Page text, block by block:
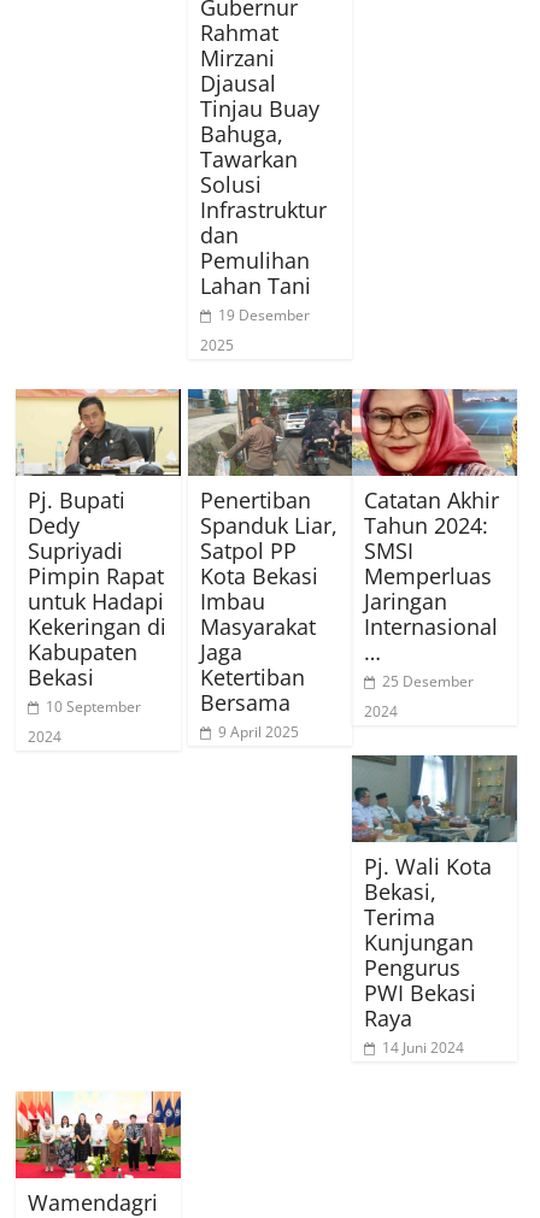
Gubernur
Rahmat
Mirzani
Djausal
Tinjau Buay
Bahuga,
Tawarkan
Solusi
Infrastruktur
dan
Pemulihan
Lahan Tani
19 Desember
2025
Pj. Bupati
Dedy
Supriyadi
Pimpin Rapat
untuk Hadapi
Kekeringan di
Kabupaten
Bekasi
10 September
2024
Penertiban
Spanduk Liar,
Satpol PP
Kota Bekasi
Imbau
Masyarakat
Jaga
Ketertiban
Bersama
9 April 2025
Catatan Akhir
Tahun 2024:
SMSI
Memperluas
Jaringan
Internasional
…
25 Desember
2024
Pj. Wali Kota
Bekasi,
Terima
Kunjungan
Pengurus
PWI Bekasi
Raya
14 Juni 2024
Wamendagri